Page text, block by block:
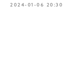
2024-01-06 20:30